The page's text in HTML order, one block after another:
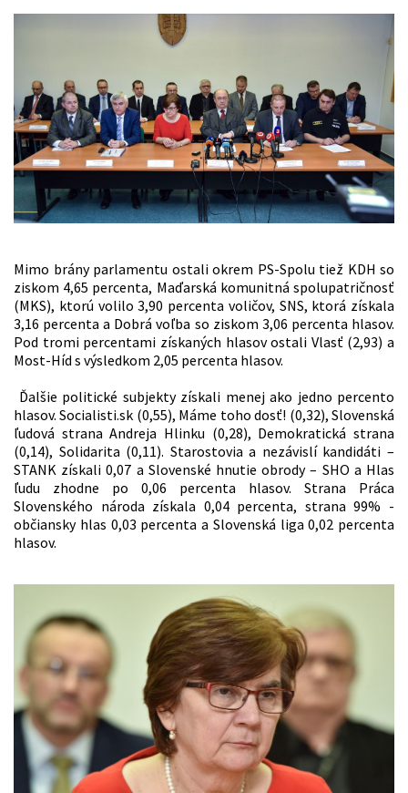
Mimo brány parlamentu ostali okrem PS-Spolu tiež KDH so
ziskom 4,65 percenta, Maďarská komunitná spolupatričnosť
(MKS), ktorú volilo 3,90 percenta voličov, SNS, ktorá získala
3,16 percenta a Dobrá voľba so ziskom 3,06 percenta hlasov.
Pod tromi percentami získaných hlasov ostali Vlasť (2,93) a
Most-Híd s výsledkom 2,05 percenta hlasov.
Ďalšie politické subjekty získali menej ako jedno percento
hlasov. Socialisti.sk (0,55), Máme toho dosť! (0,32), Slovenská
ľudová strana Andreja Hlinku (0,28), Demokratická strana
(0,14), Solidarita (0,11). Starostovia a nezávislí kandidáti –
STANK získali 0,07 a Slovenské hnutie obrody – SHO a Hlas
ľudu zhodne po 0,06 percenta hlasov. Strana Práca
Slovenského národa získala 0,04 percenta, strana 99% -
občiansky hlas 0,03 percenta a Slovenská liga 0,02 percenta
hlasov.